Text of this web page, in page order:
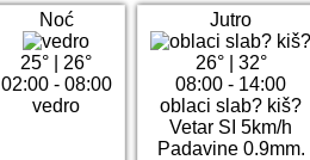
Noć
25°
26°
02:00 - 08:00
vedro
Jutro
26°| 32°
08:00 - 14:00
oblaci slab? kiš?
Vetar SI 5km/h
Padavine 0.9mm.